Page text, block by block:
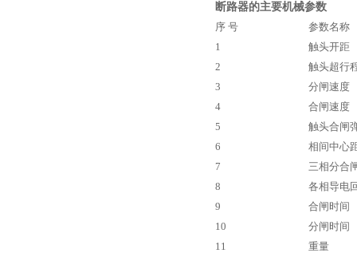
断路器的主要机械参数
序 号
参数名称
1
触头开距
2
触头超行
3
分闸速度
4
合闸速度
5
触头合闸
6
相间中心
7
三相分合
8
各相导电
9
合闸时间
10
分闸时间
11
重量